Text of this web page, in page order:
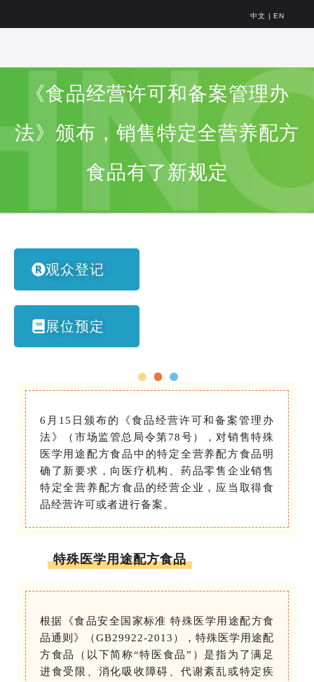
中文 | EN
《食品经营许可和备案管理办
法》颁布，销售特定全营养配方
食品有了新规定
观众登记
展位预定
6月15日颁布的《食品经营许可和备案管理办
法》（市场监管总局令第78号），对销售特殊
医学用途配方食品中的特定全营养配方食品明
确了新要求，向医疗机构、药品零售企业销售
特定全营养配方食品的经营企业，应当取得食
品经营许可或者进行备案。
特殊医学用途配方食品
根据《食品安全国家标准 特殊医学用途配方食
品通则》（GB29922-2013），特殊医学用途配
方食品（以下简称“特医食品”）是指为了满足
进食受限、消化吸收障碍、代谢紊乱或特定疾